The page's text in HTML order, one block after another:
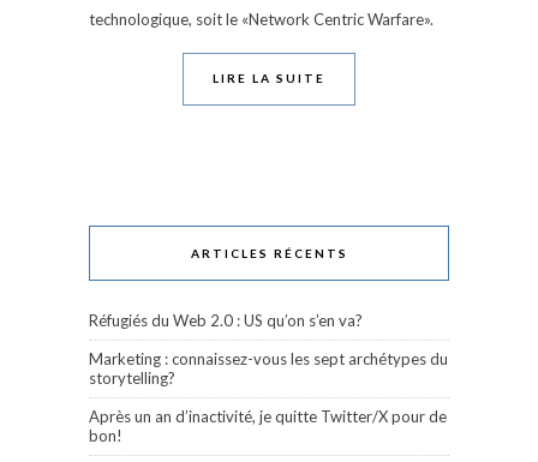
technologique, soit le «Network Centric Warfare».
LIRE LA SUITE
ARTICLES RÉCENTS
Réfugiés du Web 2.0 : US qu’on s’en va?
Marketing : connaissez-vous les sept archétypes du
storytelling?
Après un an d’inactivité, je quitte Twitter/X pour de
bon!